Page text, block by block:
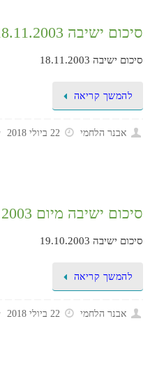
סיכום ישיבה 18.11.2003
סיכום ישיבה 18.11.2003
להמשך קריאה
אבנר הלחמי 22 ביולי 2018
סיכום ישיבה מיום 19.10.2003
סיכום ישיבה 19.10.2003
להמשך קריאה
אבנר הלחמי 22 ביולי 2018